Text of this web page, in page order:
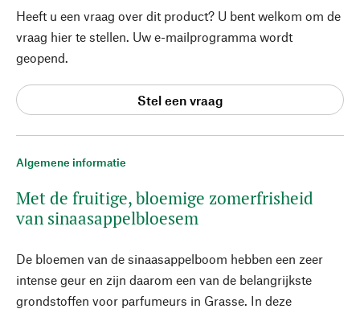
Algemene informatie
Met de fruitige, bloemige zomerfrisheid
van sinaasappelbloesem
De bloemen van de sinaasappelboom hebben een zeer
intense geur en zijn daarom een van de belangrijkste
grondstoffen voor parfumeurs in Grasse. In deze
Heeft u een vraag over dit product? U bent welkom om de
vraag hier te stellen. Uw e-mailprogramma wordt
geopend.
Stel een vraag